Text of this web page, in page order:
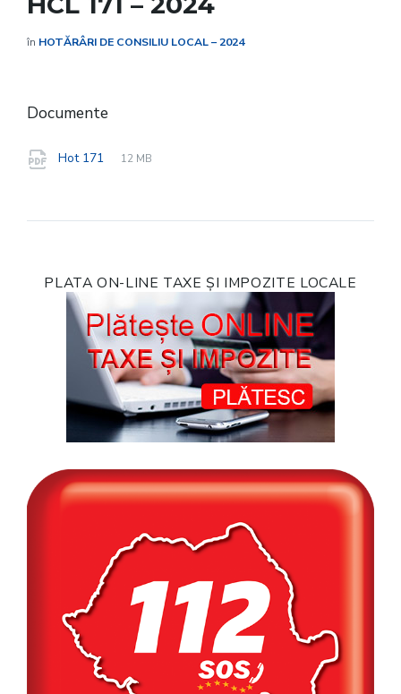
în HOTĂRÂRI DE CONSILIU LOCAL – 2024
Documente
Hot 171
File
pdf
File
12 MB
PLATA ON-LINE TAXE ȘI IMPOZITE LOCALE